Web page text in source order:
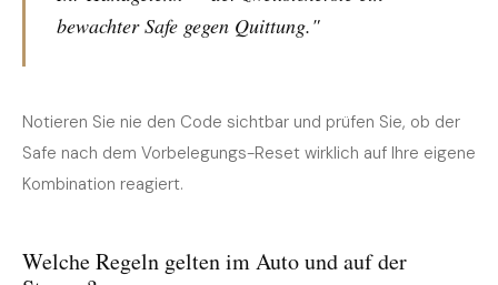
bewachter Safe gegen Quittung."
Notieren Sie nie den Code sichtbar und prüfen Sie, ob der
Safe nach dem Vorbelegungs-Reset wirklich auf Ihre eigene
Kombination reagiert.
Welche Regeln gelten im Auto und auf der